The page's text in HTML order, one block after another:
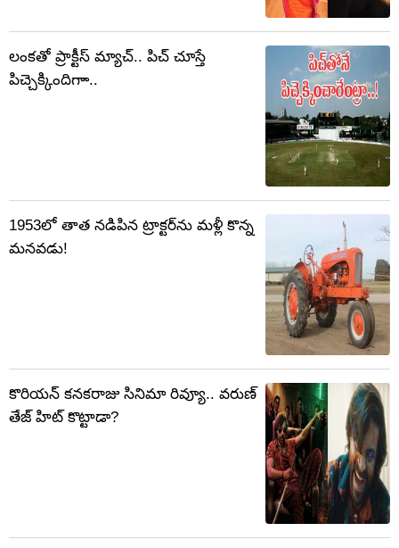
లంకతో ప్రాక్టీస్ మ్యాచ్.. పిచ్ చూస్తే
పిచ్చెక్కిందిగాా..
1953లో తాత నడిపిన ట్రాక్టర్‌‌ను మళ్లీ కొన్న
మనవడు!
కొరియన్ కనకరాజు సినిమా రివ్యూ.. వరుణ్
తేజ్ హిట్ కొట్టాడా?